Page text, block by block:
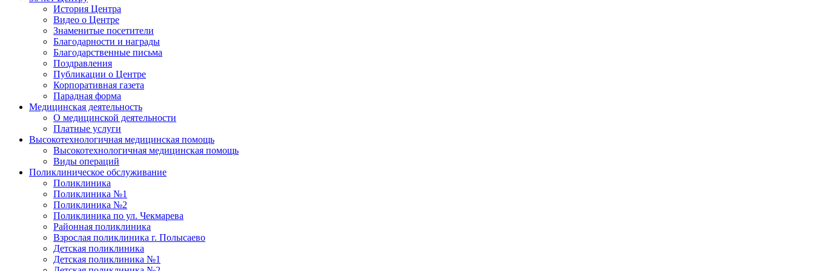
История Центра
Видео о Центре
Знаменитые посетители
Благодарности и награды
Благодарственные письма
Поздравления
Публикации о Центре
Корпоративная газета
Парадная форма
Медицинская деятельность
О медицинской деятельности
Платные услуги
Высокотехнологичная медицинская помощь
Высокотехнологичная медицинская помощь
Виды операций
Поликлиническое обслуживание
Поликлиника
Поликлиника №1
Поликлиника №2
Поликлиника по ул. Чекмарева
Районная поликлиника
Взрослая поликлиника г. Полысаево
Детская поликлиника
Детская поликлиника №1